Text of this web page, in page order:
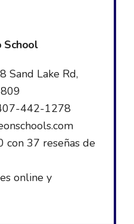
School
Sand Lake Rd,
442-1278
con 37 reseñas de
online y